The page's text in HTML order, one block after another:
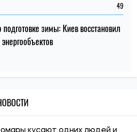
в центральные регионы: где
жилье более 100 м²
лет ученые подтвердили
Дарвина о растениях-хищниках
рассчитывают узнать во
12 августа